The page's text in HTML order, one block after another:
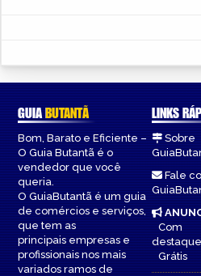
GUIABUTANTÃ
Bom, Barato e Eficiente –
O Guia Butantã é o
vendedor que você
queria.
O GuiaButantã é um guia
de comércios e serviços,
que tem as
principais empresas e
profissionais nos mais
variados ramos de
LINKS
Sobre
Fale
Com
destaque
Grátis